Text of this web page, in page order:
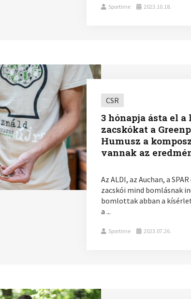
Sportime 2023.10.18.
CSR
3 hónapja ásta el a
zacskókat a
Humusz a
vannak az
Az ALDI, az Auchan, a
zacskói mind bomlásnak
bomlottak abban a
a ...
Sportime 2023.07.26.